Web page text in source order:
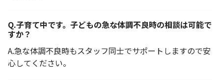
Q.子育て中です。子どもの急な体調不良時の相談は可能で
すか？
A.急な体調不良時もスタッフ同士でサポートしますので安
心してください。